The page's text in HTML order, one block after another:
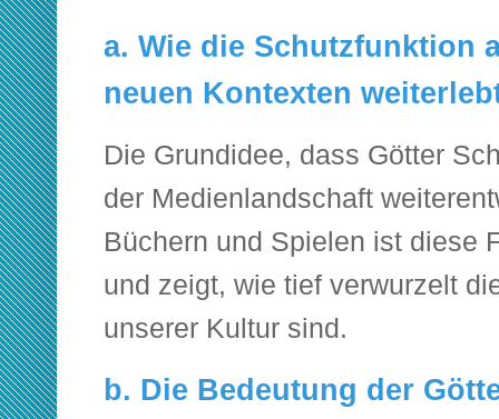
a. Wie die Schutzfunktion
neuen Kontexten
Die Grundidee, dass Götter
der Medienlandschaft
Büchern und Spielen ist diese
und zeigt, wie tief verwurzelt
unserer Kultur sind.
b. Die Bedeutung der